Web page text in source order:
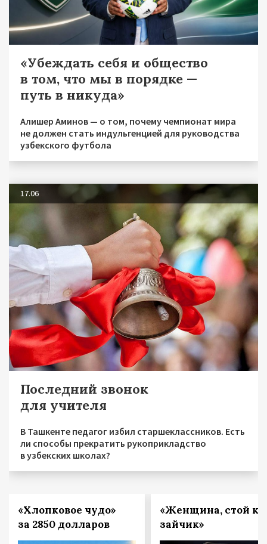
«Убеждать себя и общество
в том, что мы в порядке —
путь в никуда»
Алишер Аминов — о том, почему чемпионат мира
не должен стать индульгенцией для руководства
узбекского футбола
17.06
Последний звонок
для учителя
В Ташкенте педагог избил старшеклассников. Есть
ли способы прекратить рукоприкладство
в узбекских школах?
«Хлопковое чудо»
за 2850 долларов
«Женщина, стой
зайчик»